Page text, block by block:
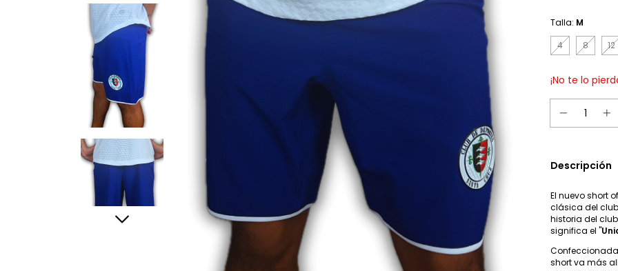
Talla: M
4
8 12
¡No te lo
Descripción
El nuevo short
clásica del
historia del
significa el "
short va más